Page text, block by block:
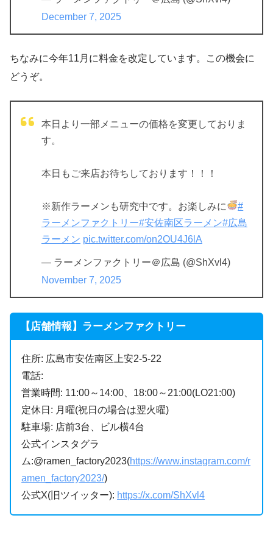
December 7, 2025
ちなみに今年11月に料金を改定しています。この機会に
どうぞ。
本日より一部メニューの価格を変更しておりま
す。
本日もご来店お待ちしております！！！
※新作ラーメンも研究中です。お楽しみに
#
ラーメンファクトリー#安佐南区ラーメン#広島
ラーメン pic.twitter.com/on2OU4J6lA
— ラーメンファクトリー＠広島 (@ShXvl4)
November 7, 2025
【店舗情報】ラーメンファクトリー
住所: 広島市安佐南区上安2-5-22
電話:
営業時間: 11:00～14:00、18:00～21:00(LO21:00)
定休日: 月曜(祝日の場合は翌火曜)
駐車場: 店前3台、ビル横4台
公式インスタグラ
ム:@ramen_factory2023(https://www.instagram.com/r
amen_factory2023/)
公式X(旧ツイッター): https://x.com/ShXvl4